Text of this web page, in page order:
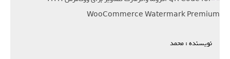
نویسنده : محمد